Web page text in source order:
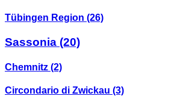
Tübingen Region (26)
Sassonia (20)
Chemnitz (2)
Circondario di Zwickau (3)